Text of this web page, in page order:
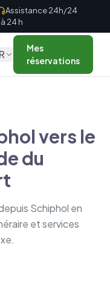
Assistance 24h/24
24 h
Mes
réservations
vers le
du
Schiphol en
et services